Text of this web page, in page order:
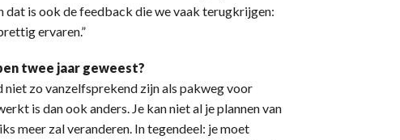
dat is ook de feedback die we vaak terugkrijgen:
ervaren.”
twee jaar geweest?
niet zo vanzelfsprekend zijn als pakweg voor
is dan ook anders. Je kan niet al je plannen van
meer zal veranderen. In tegendeel: je moet